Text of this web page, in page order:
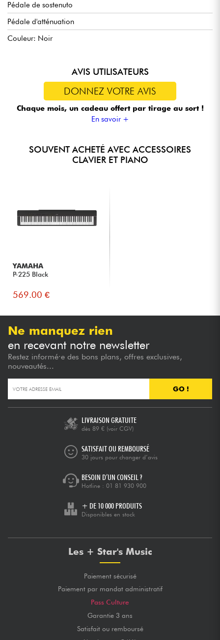
Pédale de sostenuto
Pédale d'atténuation
Couleur: Noir
AVIS UTILISATEURS
DONNEZ VOTRE AVIS
Chaque mois, un cadeau offert par tirage au sort !
En savoir +
SOUVENT ACHETÉ AVEC ACCESSOIRES
CLAVIER ET PIANO
YAMAHA
P-225 Black
569.00 €
Ne manquez rien
en recevant notre newsletter
Restez informé·e des bons plans, offres exclusives,
nouveautés...
GO !
LIVRAISON GRATUITE
dès 89 € (voir CGV)
SATISFAIT OU REMBOURSÉ
30 jours pour changer d’avis
BESOIN D’UN CONSEIL ?
Hotline : 01 81 930 900
+ DE 10 000 PRODUITS
Disponibles en stock
Les + Star's Music
Paiement sécurisé
Paiement par mandat administratif
Pass Culture
Garantie 3 ans
Satisfait ou remboursé